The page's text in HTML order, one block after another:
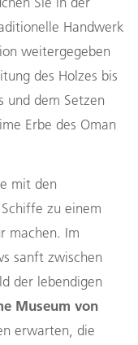
Handwerk
weitergegeben
des Holzes bis
und dem Setzen
Erbe des Oman
mit den
zu einem
machen. Im
sanft zwischen
der lebendigen
Museum von
erwarten, die